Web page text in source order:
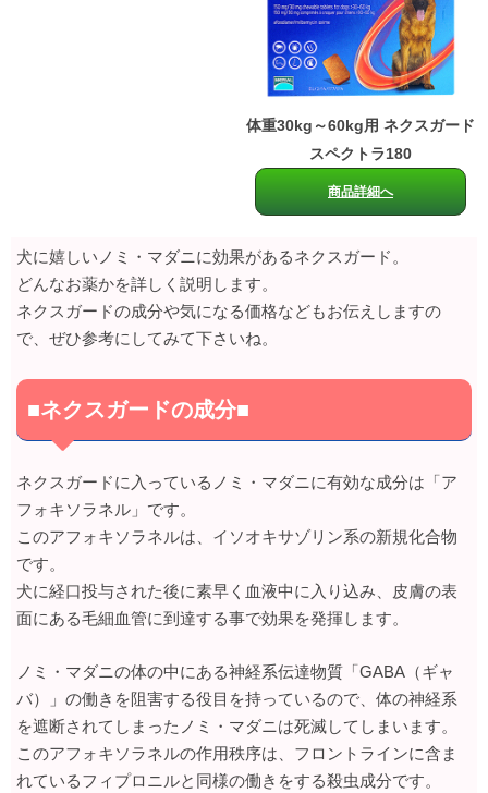
体重30kg～60kg用 ネクスガード
スペクトラ180
商品詳細へ
犬に嬉しいノミ・マダニに効果があるネクスガード。
どんなお薬かを詳しく説明します。
ネクスガードの成分や気になる価格などもお伝えしますの
で、ぜひ参考にしてみて下さいね。
■ネクスガードの成分■
ネクスガードに入っているノミ・マダニに有効な成分は「ア
フォキソラネル」です。
このアフォキソラネルは、イソオキサゾリン系の新規化合物
です。
犬に経口投与された後に素早く血液中に入り込み、皮膚の表
面にある毛細血管に到達する事で効果を発揮します。
ノミ・マダニの体の中にある神経系伝達物質「GABA（ギャ
バ）」の働きを阻害する役目を持っているので、体の神経系
を遮断されてしまったノミ・マダニは死滅してしまいます。
このアフォキソラネルの作用秩序は、フロントラインに含ま
れているフィプロニルと同様の働きをする殺虫成分です。